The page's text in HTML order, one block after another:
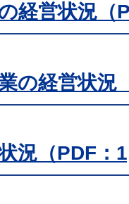
経営状況（
の経営状況
況（PDF：